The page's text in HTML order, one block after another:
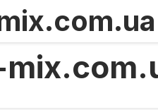
TRENDING
Оренда VPS як гнучкий